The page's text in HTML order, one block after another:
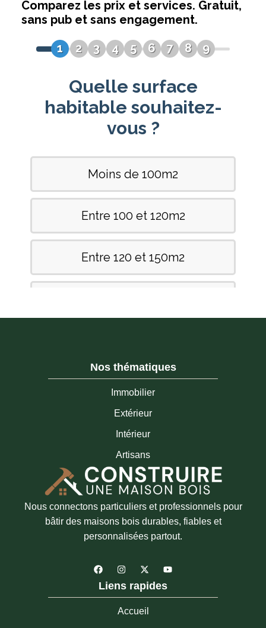
Nos thématiques
Immobilier
Extérieur
Intérieur
Artisans
Nous connectons particuliers et professionnels pour
bâtir des maisons bois durables, fiables et
personnalisées partout.
F
a
c
e
b
I
n
s
t
a
g
r
X
-
t
w
i
t
t
Y
o
t
u
Liens rapides
Accueil